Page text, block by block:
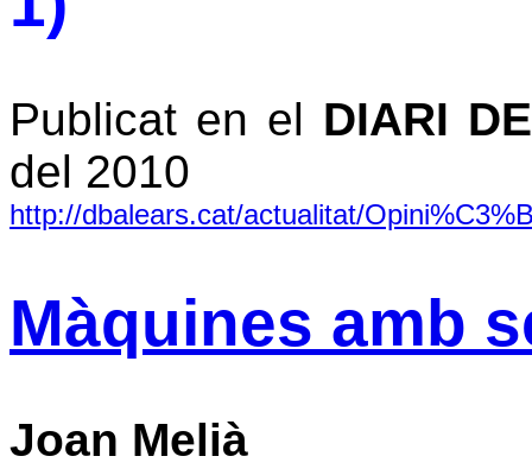
Publicat en el DIARI
del 2010
http://dbalears.cat/actualitat/
Màquines amb
Joan Melià